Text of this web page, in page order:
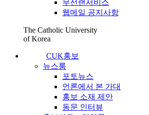
무선랜서비스
웹메일 공지사항
The Catholic University
of Korea
CUK홍보
뉴스룸
포토뉴스
언론에서 본 가대
홍보 소재 제안
동문 인터뷰